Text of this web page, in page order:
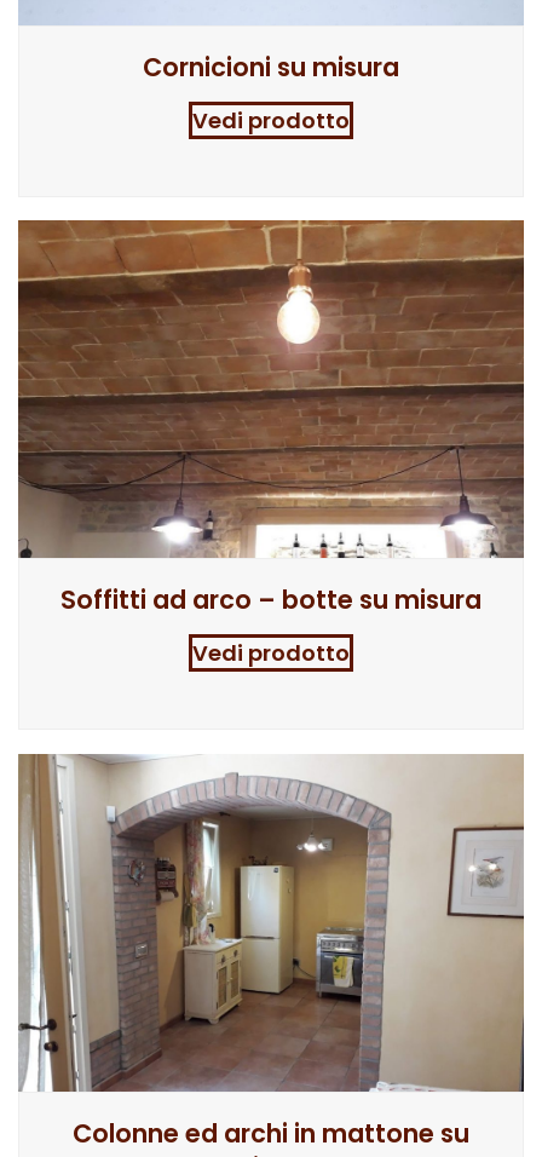
Cornicioni su misura
Vedi prodotto
Soffitti ad arco – botte su misura
Vedi prodotto
Colonne ed archi in mattone su